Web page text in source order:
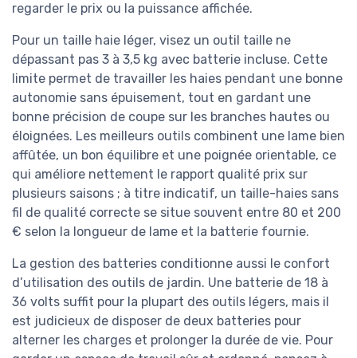
regarder le prix ou la puissance affichée.
Pour un taille haie léger, visez un outil taille ne
dépassant pas 3 à 3,5 kg avec batterie incluse. Cette
limite permet de travailler les haies pendant une bonne
autonomie sans épuisement, tout en gardant une
bonne précision de coupe sur les branches hautes ou
éloignées. Les meilleurs outils combinent une lame bien
affûtée, un bon équilibre et une poignée orientable, ce
qui améliore nettement le rapport qualité prix sur
plusieurs saisons ; à titre indicatif, un taille-haies sans
fil de qualité correcte se situe souvent entre 80 et 200
€ selon la longueur de lame et la batterie fournie.
La gestion des batteries conditionne aussi le confort
d’utilisation des outils de jardin. Une batterie de 18 à
36 volts suffit pour la plupart des outils légers, mais il
est judicieux de disposer de deux batteries pour
alterner les charges et prolonger la durée de vie. Pour